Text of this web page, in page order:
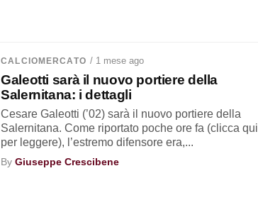
CALCIOMERCATO / 1 mese ago
Galeotti sarà il nuovo portiere della
Salernitana: i dettagli
Cesare Galeotti (’02) sarà il nuovo portiere della
Salernitana. Come riportato poche ore fa (clicca qui
per leggere), l’estremo difensore era,...
ByGiuseppe Crescibene